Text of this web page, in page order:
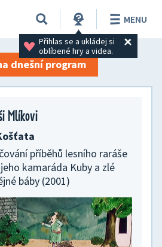
Přihlas se a ukládej si
oblíbené hry a videa.
MENU
na 12. 07. 2026
dnešní program
Mlíkovi
příběhů lesního raráše
kamaráda Kuby a zlé
báby (2001)